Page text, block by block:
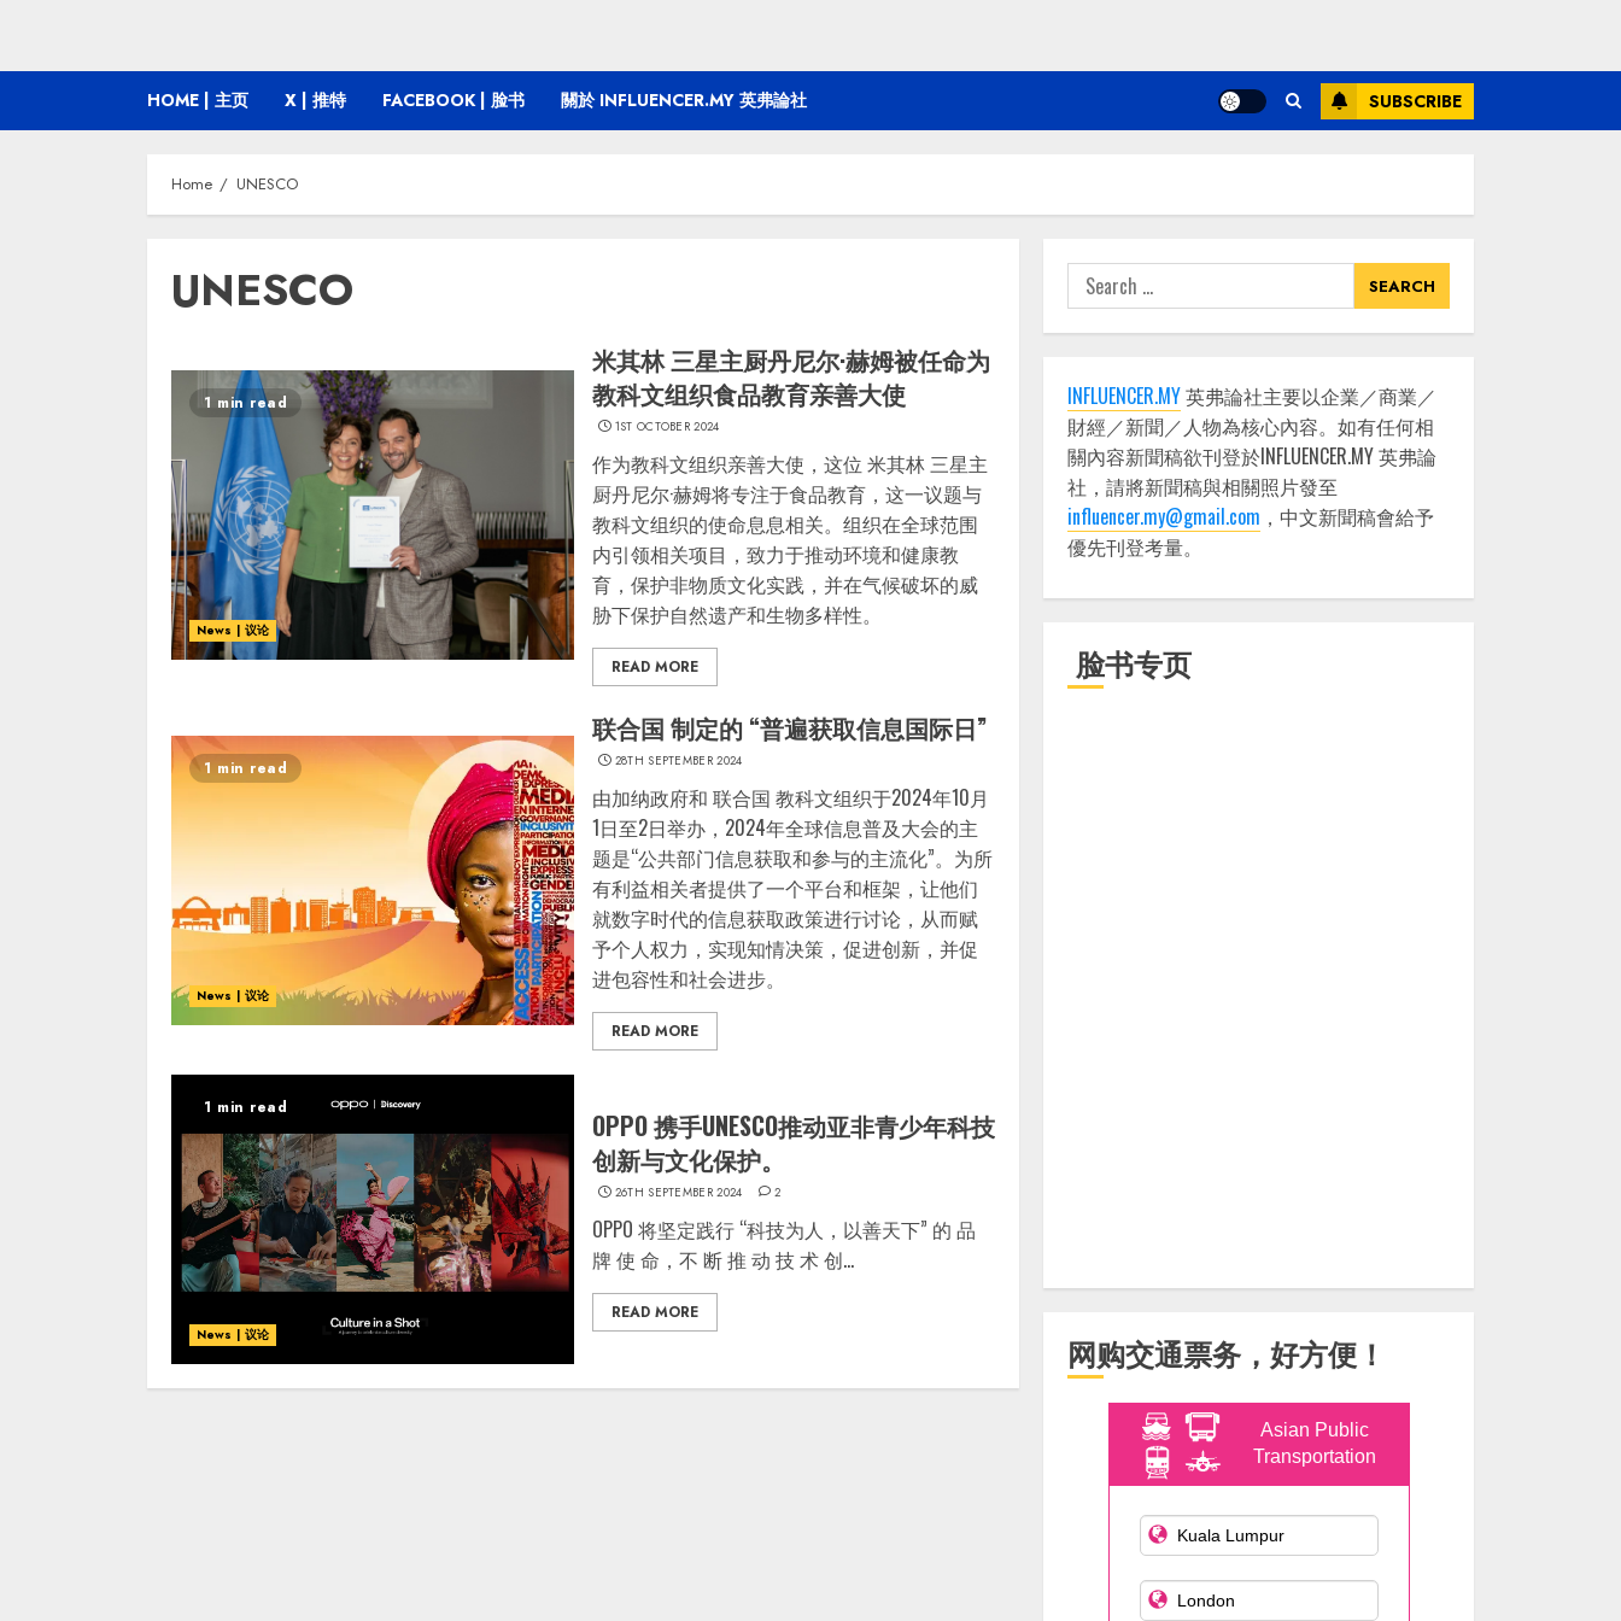
HOME | 主页 X | 推特 FACEBOOK | 脸书 關於 INFLUENCER.MY 英弗論社 SUBSCRIBE
Home UNESCO
UNESCO
1 min read
News | 议论
米其林 三星主厨丹尼尔·赫姆被任命为
教科文组织食品教育亲善大使
1ST OCTOBER 2024
作为教科文组织亲善大使，这位 米其林 三星主
厨丹尼尔·赫姆将专注于食品教育，这一议题与
教科文组织的使命息息相关。组织在全球范围
内引领相关项目，致力于推动环境和健康教
育，保护非物质文化实践，并在气候破坏的威
胁下保护自然遗产和生物多样性。
READ MORE
1 min read
News | 议论
联合国 制定的 “普遍获取信息国际日”
28TH SEPTEMBER 2024
由加纳政府和 联合国 教科文组织于2024年10月
1日至2日举办，2024年全球信息普及大会的主
题是“公共部门信息获取和参与的主流化”。为所
有利益相关者提供了一个平台和框架，让他们
就数字时代的信息获取政策进行讨论，从而赋
予个人权力，实现知情决策，促进创新，并促
进包容性和社会进步。
READ MORE
1 min read
News | 议论
OPPO 携手UNESCO推动亚非青少年科技
创新与文化保护。
26TH SEPTEMBER 2024 2
OPPO 将坚定践行 “科技为人，以善天下” 的 品
牌 使 命，不 断 推 动 技 术 创...
READ MORE
Search
for:
INFLUENCER.MY英弗論社主要以企業／商業／
財經／新聞／人物為核心內容。如有任何相
關內容新聞稿欲刊登於INFLUENCER.MY 英弗論
社，請將新聞稿與相關照片發至
influencer.my@gmail.com ，中文新聞稿會給予
優先刊登考量。
脸书专页
网购交通票务，好方便！
Asian Public
Transportation